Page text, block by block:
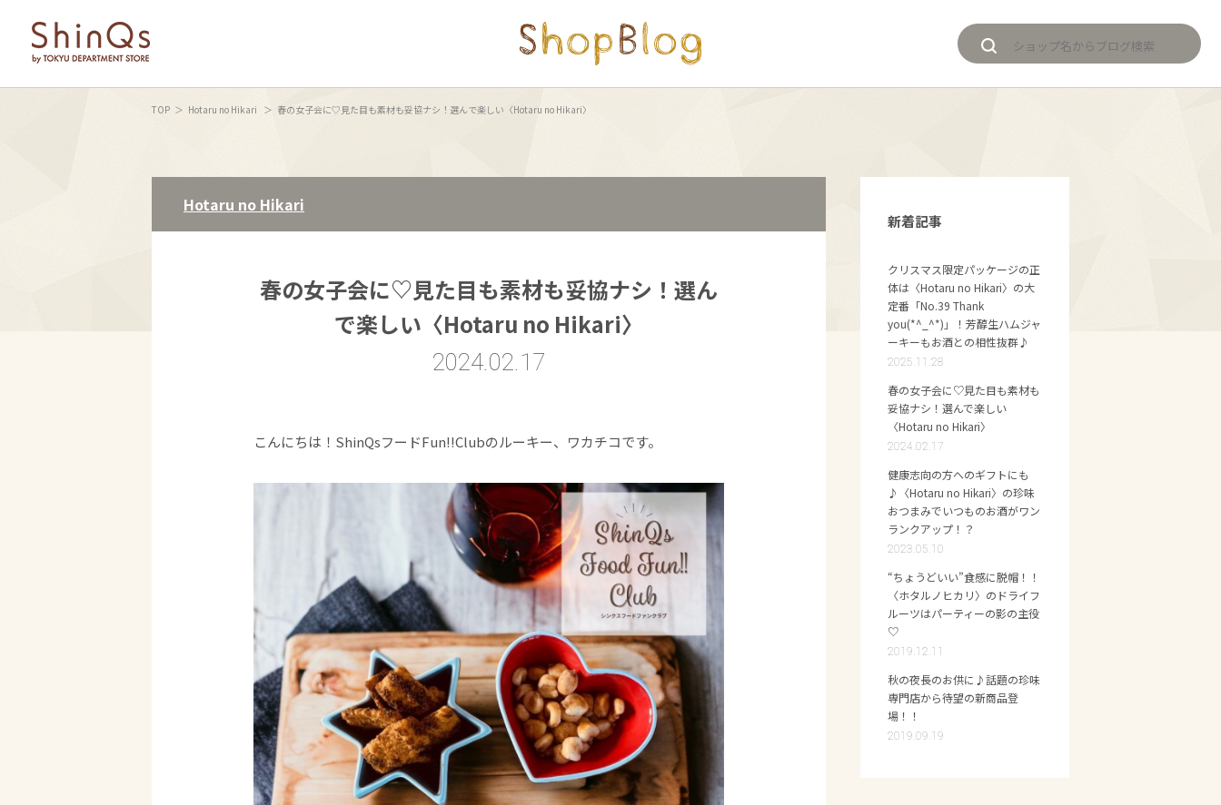
TOP Hotaru no Hikari 春の女子会に♡見た目も素材も妥協ナシ！選んで楽しい〈Hotaru no Hikari〉
Hotaru no Hikari
春の女子会に♡見た目も素材も妥協ナシ！選ん
で楽しい〈Hotaru no Hikari〉
2024.02.17
こんにちは！ShinQsフードFun!!Clubのルーキー、ワカチコです。
新着記事
クリスマス限定パッケージの正
体は〈Hotaru no Hikari〉の大
定番「No.39 Thank
you(*^_^*)」！芳醇生ハムジャ
ーキーもお酒との相性抜群♪
2025.11.28
春の女子会に♡見た目も素材も
妥協ナシ！選んで楽しい
〈Hotaru no Hikari〉
2024.02.17
健康志向の方へのギフトにも
♪〈Hotaru no Hikari〉の珍味
おつまみでいつものお酒がワン
ランクアップ！？
2023.05.10
“ちょうどいい”食感に脱帽！！
〈ホタルノヒカリ〉のドライフ
ルーツはパーティーの影の主役
♡
2019.12.11
秋の夜長のお供に♪話題の珍味
専門店から待望の新商品登
場！！
2019.09.19